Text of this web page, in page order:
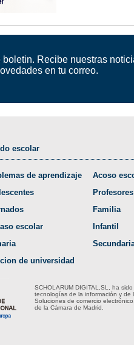
boletin. Recibe nuestras
en tu correo.
escolar
de aprendizaje
escolar
de universidad
Acoso
Profesores
Familia
Infantil
SCHOLARUM DIGITAL,SL, ha
tecnologías de la información y de
Soluciones de comercio
de la Cámara de Madrid.